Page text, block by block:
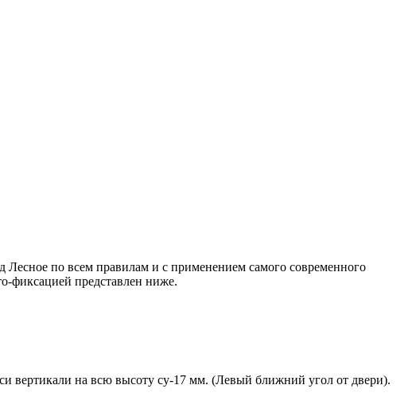
по всем правилам и с применением самого современного
фиксацией представлен ниже.
вертикали на всю высоту су-17 мм. (Левый ближний угол от двери).